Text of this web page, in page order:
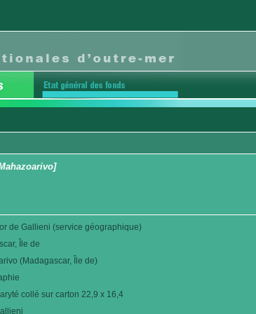
de Gallieni (service géographique)
Île de
(Madagascar, Île de)
collé sur carton 22,9 x 16,4